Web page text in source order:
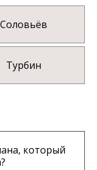
Соловьёв
Турбин
который